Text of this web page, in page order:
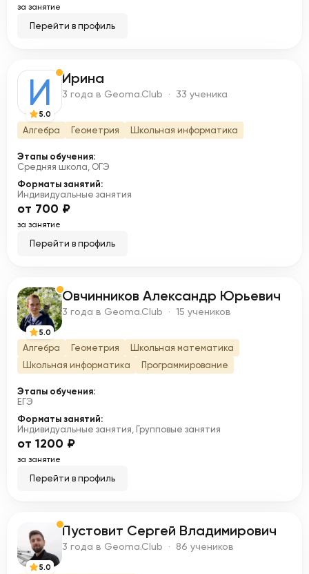
за занятие
Перейти в профиль
И
5.0
Ирина
3 года в Geoma.Club · 33 ученика
Алгебра Геометрия Школьная информатика
Этапы обучения:
Средняя школа, ОГЭ
Форматы занятий:
Индивидуальные занятия
от 700 ₽
за занятие
Перейти в профиль
О
5.0
Овчинников Александр Юрьевич
3 года в Geoma.Club · 15 учеников
Алгебра Геометрия
Школьная математика
Школьная информатика
Программирование
Этапы обучения:
ЕГЭ
Форматы занятий:
Индивидуальные занятия, Групповые занятия
от 1200 ₽
за занятие
Перейти в профиль
П
5.0
Пустовит Сергей Владимирович
3 года в Geoma.Club · 86 учеников